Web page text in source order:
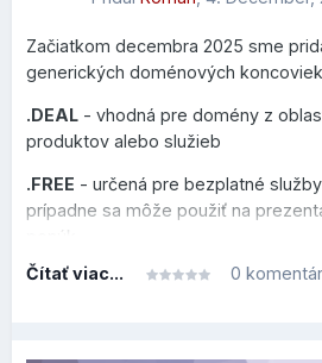
Začiatkom decembra 2025 sme
generických doménových
.DEAL - vhodná pre domény z
produktov alebo služieb
.FREE - určená pre bezplatné
prípadne sa môže použiť na
.HOT - venovaná novým trendom,
Čítať viac... 0